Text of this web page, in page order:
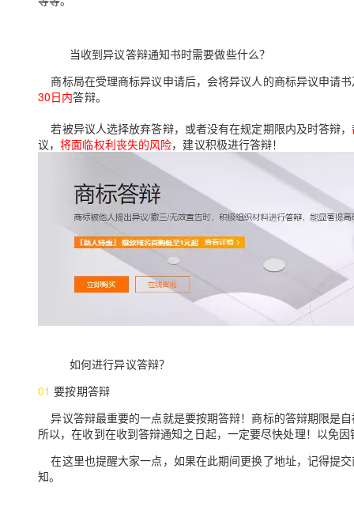
当收到异议答辩通知书时需要做些什么？
商标局在受理商标异议申请后，会将异议人的商标异议申请
30日内答辩。
若被异议人选择放弃答辩，或者没有在规定期限内及时答辩，
议，将面临权利丧失的风险，建议积极进行答辩！
如何进行异议答辩？
01 要按期答辩
异议答辩最重要的一点就是要按期答辩！商标的答辩期限是
所以，在收到在收到答辩通知之日起，一定要尽快处理！以免
在这里也提醒大家一点，如果在此期间更换了地址，记得提
知。
10 分钟在聊天系统中增
专有云